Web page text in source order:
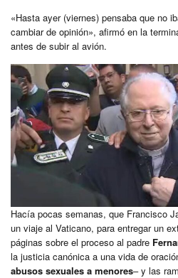
«Hasta ayer (viernes) pensaba que no
cambiar de opinión», afirmó en la
antes de subir al avión.
Hacía pocas semanas, que Francisco
un viaje al Vaticano, para entregar un
páginas sobre el proceso al padre
la justicia canónica a una vida de
abusos sexuales a menores– y las